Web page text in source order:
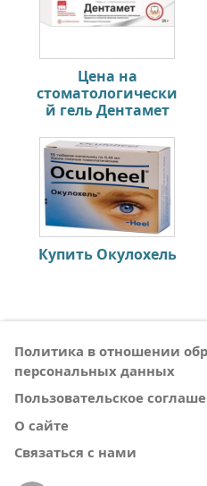
Цена на
стоматологически
й гель Дентамет
Купить Окулохель
Политика в отношении
персональных данных
Пользовательское
О сайте
Связаться с нами